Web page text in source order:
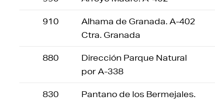
910
Alhama de Granada. A-402
Ctra. Granada
880
Dirección Parque Natural
por A-338
830
Pantano de los Bermejales.